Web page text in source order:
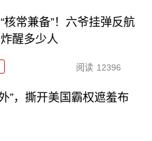
核常兼备”！六爷挂弹反航
醒多少人
阅读 12396
”，撕开美国霸权遮羞布